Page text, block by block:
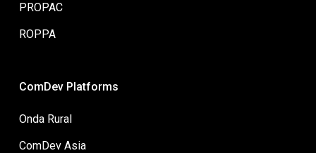
PROPAC
ROPPA
ComDev Platforms
Onda Rural
ComDev Asia